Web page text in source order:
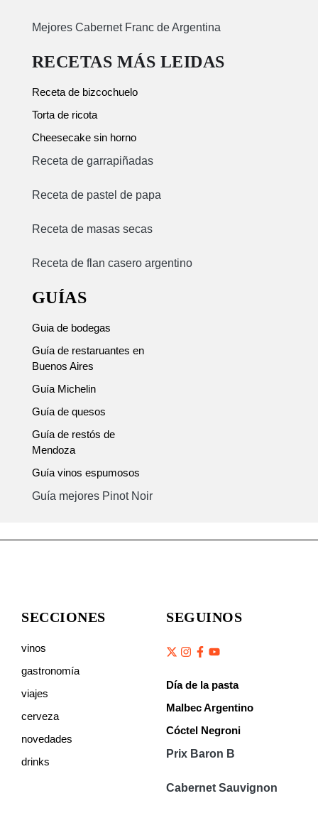
Mejores Cabernet Franc de Argentina
RECETAS MÁS LEIDAS
Receta de bizcochuelo
Torta de ricota
Cheesecake sin horno
Receta de garrapiñadas
Receta de pastel de papa
Receta de masas secas
Receta de flan casero argentino
GUÍAS
Guia de bodegas
Guía de restaruantes en
Buenos Aires
Guía Michelin
Guía de quesos
Guía de restós de
Mendoza
Guía vinos espumosos
Guía mejores Pinot Noir
SECCIONES
vinos
gastronomía
viajes
cerveza
novedades
drinks
SEGUINOS
Día de la pasta
Malbec Argentino
Cóctel Negroni
Prix Baron B
Cabernet Sauvignon